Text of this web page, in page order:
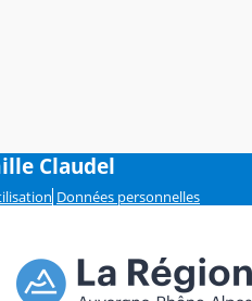
Claudel
Données personnelles